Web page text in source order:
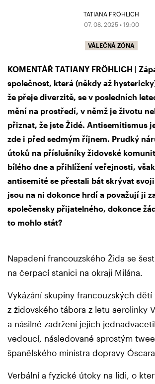
TATIANA FRÖHLICH
07. 08. 2025 • 19:00
VÁLEČNÁ ZÓNA
KOMENTÁŘ TATIANY FRÖHLICH |
společnost, která (někdy až
že přeje diverzitě, se v posledních
mění na prostředí, v němž je životu
přiznat, že jste Židé. Antisemitismus
zde i před sedmým říjnem. Prudký
útoků na příslušníky židovské
bílého dne a přihlížení veřejnosti,
antisemité se přestali bát skrývat
jsou na ni dokonce hrdí a považují ji
společensky přijatelného, dokonce
to mohlo stát?
Napadení francouzského Žida se
na čerpací stanici na okraji Milána.
Vykázání skupiny francouzských
z židovského tábora z letu aerolinky
a násilné zadržení jejich
vedoucí, následované sprostým
španělského ministra dopravy
Verbální a fyzické útoky na lidi, o